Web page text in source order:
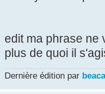
edit ma phrase ne
plus de quoi il
Dernière édition par